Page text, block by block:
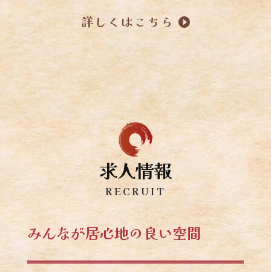
詳しくはこちら
求人情報
RECRUIT
みんなが居心地の良い空間